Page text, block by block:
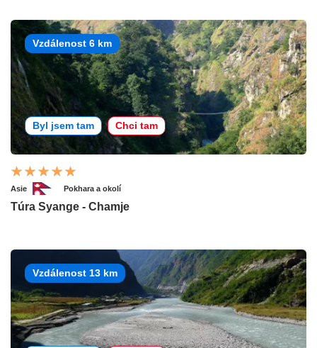
Vzdálenost 6 km
Byl jsem tam Chci tam
Asie Pokhara a okolí
Túra Syange - Chamje
Vzdálenost 13 km